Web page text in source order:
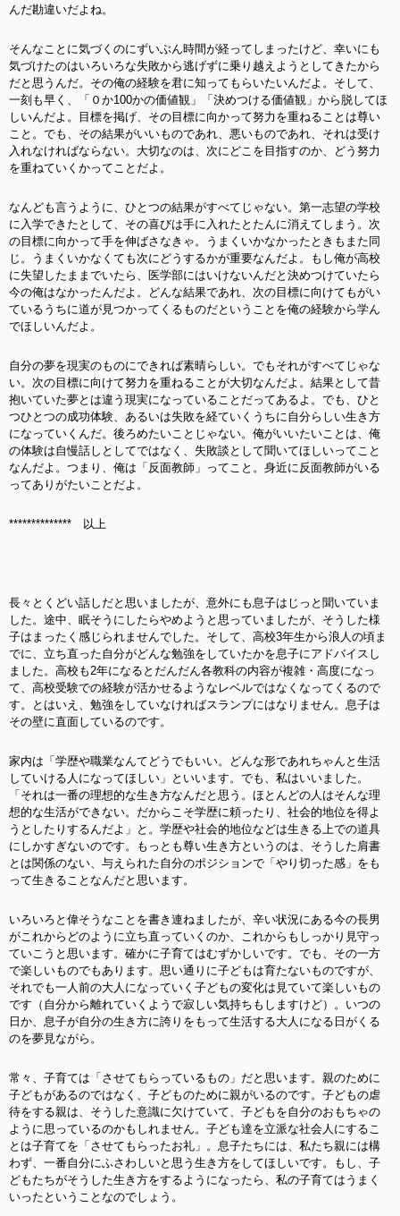
んだ勘違いだよね。
そんなことに気づくのにずいぶん時間が経ってしまったけど、幸いにも
気づけたのはいろいろな失敗から逃げずに乗り越えようとしてきたから
だと思うんだ。その俺の経験を君に知ってもらいたいんだよ。そして、
一刻も早く、「０か100かの価値観」「決めつける価値観」から脱してほ
しいんだよ。目標を掲げ、その目標に向かって努力を重ねることは尊い
こと 。でも、その結果がいいものであれ、悪いものであれ、それは受け
入れなければならない。大切なのは、次にどこを目指すのか、どう努力
を重ねていくかってことだよ。
なんども言うように、ひとつの結果がすべてじゃない。第一志望の学校
に入学できたとして、その喜びは手に入れたとたんに消えてしまう。次
の目標に向かって手を伸ばさなきゃ。うまくいかなかったときもまた同
じ。うまくいかなくても次にどうするかが重要なんだよ。もし俺が高校
に失望したままでいたら、医学部にはいけないんだと決めつけていたら
今の俺はなかったんだよ。どんな結果であれ、次の目標に向けてもがい
ているうちに道が見つかってくるものだということを俺の経験から学ん
でほしいんだよ。
自分の夢を現実のものにできれば素晴らしい。でもそれがすべてじゃな
い。次の目標に向けて努力を重ねることが大切なんだよ。結果として昔
抱いていた夢とは違う現実になっていることだってあるよ。でも、ひと
つひとつの成功体験、あるいは失敗を経ていくうちに自分らしい生き方
になっていくんだ。後ろめたいことじゃない。俺がいいたいことは、俺
の体験は自慢話しとしてではなく、失敗談として聞いてほしいってこと
なんだよ。つまり、俺は「反面教師」ってこと。身近に反面教師がいる
ってありがたいことだよ。
************** 以上
長々とくどい話しだと思いましたが、意外にも息子はじっと聞いていま
した。途中、眠そうにしたらやめようと思っていましたが、そうした様
子はまったく感じられませんでした。そして、高校3年生から浪人の頃ま
でに、立ち直った自分がどんな勉強をしていたかを息子にアドバイスし
ました。高校も2年になるとだんだん各教科の内容が複雑・高度になっ
て、高校受験での経験が活かせるようなレベルではなくなってくるので
す。とはいえ、勉強をしていなければスランプにはなりません。息子は
その壁に直面しているのです。
家内は「学歴や職業なんてどうでもいい。どんな形であれちゃんと生活
していける人になってほしい」といいます。でも、私はいいました。
「それは一番の理想的な生き方なんだと思う。ほとんどの人はそんな理
想的な生活ができない。だからこそ学歴に頼ったり、社会的地位を得よ
うとしたりするんだよ」と。学歴や社会的地位などは生きる上での道具
にしかすぎないのです。もっとも尊い生き方というのは、そうした肩書
とは関係のない、与えられた自分のポジションで「やり切った感」をも
って生きることなんだと思います。
いろいろと偉そうなことを書き連ねましたが、辛い状況にある今の長男
がこれからどのように立ち直っていくのか、これからもしっかり見守っ
ていこうと思います。確かに子育てはむずかしいです。でも、その一方
で楽しいものでもあります。思い通りに子どもは育たないものですが、
それでも一人前の大人になっていく子どもの変化は見ていて楽しいもの
です（ 自分から離れていくようで寂しい気持ちもしますけど）。いつの
日か、息子が自分の生き方に誇りをもって生活する大人になる日がくる
のを夢見ながら。
常々、子育ては「させてもらっているもの」だと思います。親のために
子どもがあるのではなく、子どものために親がいるのです。子どもの虐
待をする親は、そうした意識に欠けていて、子どもを自分のおもちゃの
ように思っているのかもしれません。子ども達を立派な社会人にするこ
とは子育てを「させてもらったお礼」 。息子たちには、 私たち親には構
わず、一番自分にふさわしいと思う生き方をしてほしいです。もし、子
どもたちがそうした生き方をするようになったら、私の子育てはうまく
いったということなのでしょう。